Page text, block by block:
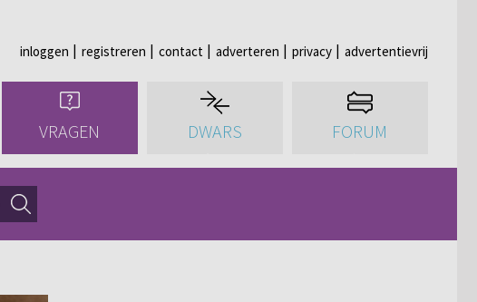
inloggen registreren contact adverteren privacy advertentievrij
VRAGEN DWARS FORUM